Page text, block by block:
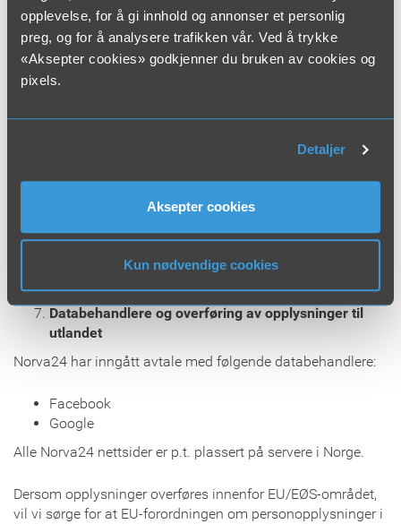
opplevelse, for å gi innhold og annonser et personlig
preg, og for å analysere trafikken vår. Ved å trykke
«Aksepter cookies» godkjenner du bruken av cookies og
pixels.
Detaljer
Aksepter cookies
Kun nødvendige cookies
Norva24 har kontraktfestet at våre leverandører eller
partnere ikke kan bruke eller oppgi dine personopplysninger
til andre formål uten tillatelse.
Nyhetsbrevene sendes ut med ulik frekvens. Du kan når
nyhetsbrevet.
Vi tillater ikke en tredjepart å bruke dine
kommunikasjonsformål.
Databehandlere og overføring av opplysninger til
utlandet
Norva24 har inngått avtale med følgende databehandlere:
Facebook
Google
Alle Norva24 nettsider er p.t. plassert på servere i Norge.
Dersom opplysninger overføres innenfor EU/EØS-området,
vil vi sørge for at EU-forordningen om personopplysninger i